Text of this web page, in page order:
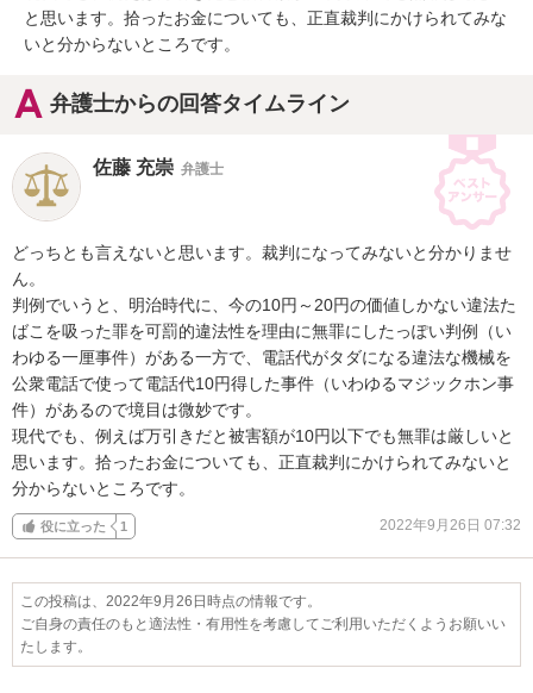
と思います。拾ったお金についても、正直裁判にかけられてみな
いと分からないところです。
弁護士からの回答タイムライン
佐藤 充崇 弁護士
どっちとも言えないと思います。裁判になってみないと分かりませ
ん。
判例でいうと、明治時代に、今の10円～20円の価値しかない違法た
ばこを吸った罪を可罰的違法性を理由に無罪にしたっぽい判例（い
わゆる一厘事件）がある一方で、電話代がタダになる違法な機械を
公衆電話で使って電話代10円得した事件（いわゆるマジックホン事
件）があるので境目は微妙です。
現代でも、例えば万引きだと被害額が10円以下でも無罪は厳しいと
思います。拾ったお金についても、正直裁判にかけられてみないと
分からないところです。
役に立った 1 2022年9月26日 07:32
この投稿は、2022年9月26日時点の情報です。
ご自身の責任のもと適法性・有用性を考慮してご利用いただくようお願いい
たします。